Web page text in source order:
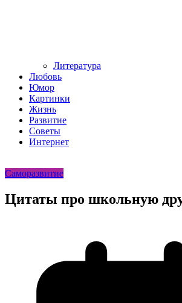
Литература
Любовь
Юмор
Картинки
Жизнь
Развитие
Советы
Интернет
Саморазвитие
Цитаты про школьную